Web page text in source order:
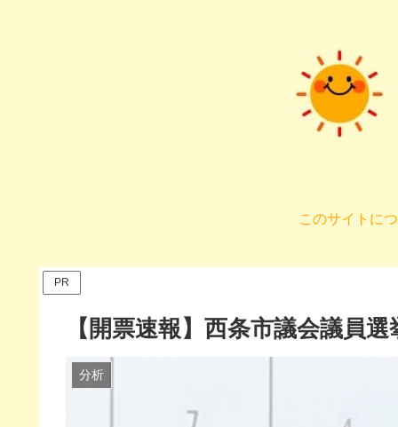
このサイトに
PR
【開票速報】西条市議会議員
分析